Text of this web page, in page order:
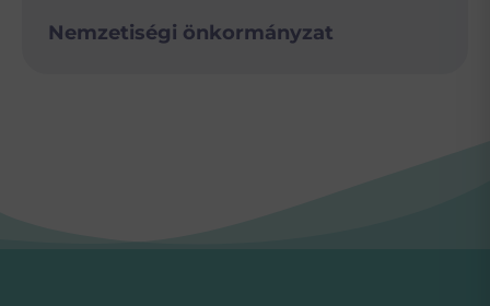
Nemzetiségi önkormányzat